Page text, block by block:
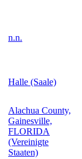
n.n.
Halle (Saale)
Alachua County,
Gainesville,
FLORIDA
(Vereinigte
Staaten)